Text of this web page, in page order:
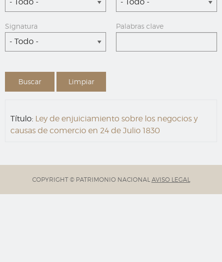
Signatura
- Todo -
Palabras clave
Título: Ley de enjuiciamiento sobre los negocios y
causas de comercio en 24 de Julio 1830
COPYRIGHT © PATRIMONIO NACIONAL AVISO LEGAL